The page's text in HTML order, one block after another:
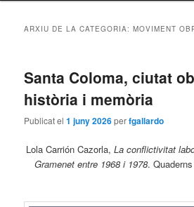
ARXIU DE LA CATEGORIA:MOVIMENT
Santa Coloma, ciutat
història i memòria
Publicat el1 juny 2026perfgallardo
Lola Carrión Cazorla, La conflictivitat
Gramenet entre 1968 i 1978.